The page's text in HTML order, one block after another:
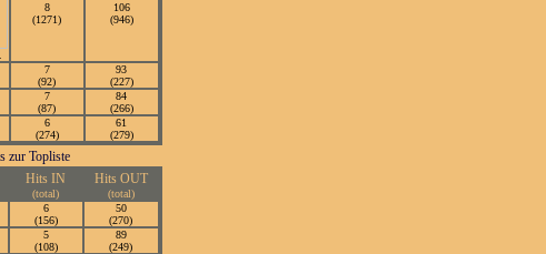
8
(1271)
106
(946)
7
(92)
93
(227)
7
(87)
84
(266)
6
(274)
61
(279)
Hits IN
(total)
Hits OUT
(total)
6
(156)
50
(270)
5
(108)
89
(249)